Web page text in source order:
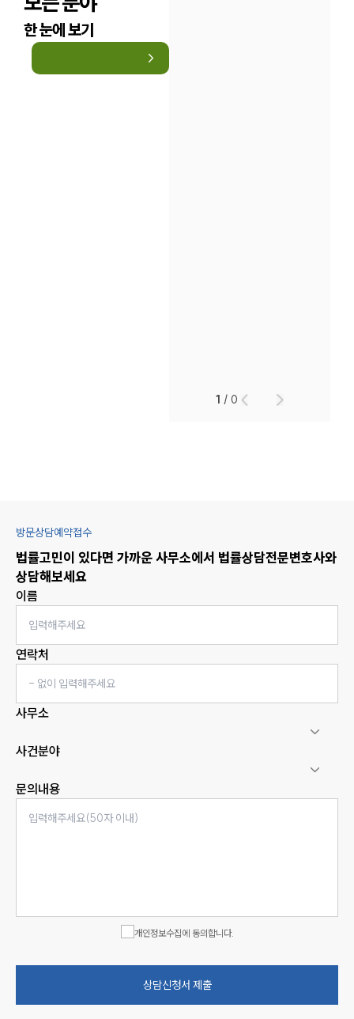
한 눈에 보기
1 /0
방문상담예약접수
법률고민이 있다면 가까운 사무소에서 법률상담전문변호사와
상담해보세요
이름
연락처
사무소
사건분야
문의내용
개인정보수집에 동의합니다.
상담신청서 제출